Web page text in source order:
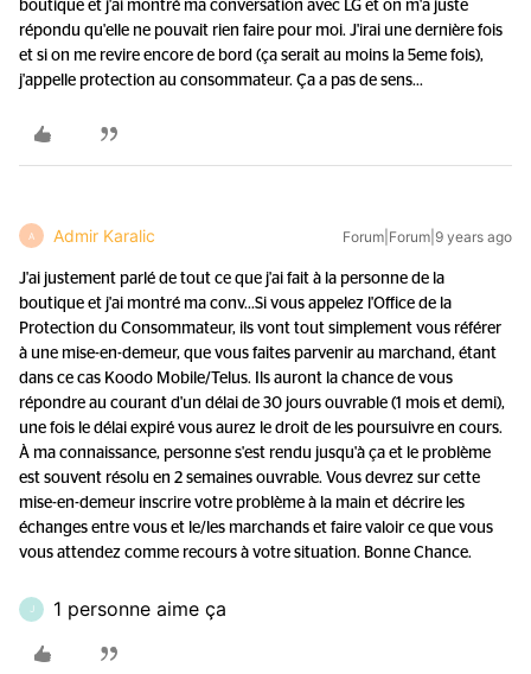
boutique et j'ai montré ma conversation avec LG et on m'a juste
répondu qu'elle ne pouvait rien faire pour moi. J'irai une dernière fois
et si on me revire encore de bord (ça serait au moins la 5eme fois),
j'appelle protection au consommateur. Ça a pas de sens...
A Admir Karalic Forum|Forum|9 years ago
J'ai justement parlé de tout ce que j'ai fait à la personne de la
boutique et j'ai montré ma conv...Si vous appelez l'Office de la
Protection du Consommateur, ils vont tout simplement vous référer
à une mise-en-demeur, que vous faites parvenir au marchand, étant
dans ce cas Koodo Mobile/Telus. Ils auront la chance de vous
répondre au courant d'un délai de 30 jours ouvrable (1 mois et demi),
une fois le délai expiré vous aurez le droit de les poursuivre en cours.
À ma connaissance, personne s'est rendu jusqu'à ça et le problème
est souvent résolu en 2 semaines ouvrable. Vous devrez sur cette
mise-en-demeur inscrire votre problème à la main et décrire les
échanges entre vous et le/les marchands et faire valoir ce que vous
vous attendez comme recours à votre situation. Bonne Chance.
J 1 personne aime ça